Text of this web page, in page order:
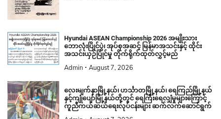
Hyundai ASEAN Championship 2026 အမျိုးသား
ဘောလုံးပြိုင်ပွဲ၊ အုပ်စုအဆင့် မြန်မာအသင်းနှင့် ထိုင်း
အသင်းယှဉ်ပြိုင်မှု တိုက်ရိုက်ထုတ်လွှင့်မည်
Admin August 7, 2026
လေးမျက်နှာမြို့နယ်၊ ဟင်္သာတမြို့နယ်၊ ရေကြည်မြို့နယ်
နှင့်ကျုံပျော်မြို့နယ်တို့တွင် ရေကြီးရေလျှံမှုများကြောင့်
ကူညီကယ်ဆယ်ရေးလုပ်ငန်းများ ဆက်လက်ဆောင်ရွက်